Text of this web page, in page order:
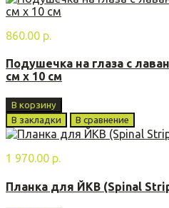
860.00 р.
Подушечка на глаза с
см х 10 см
В корзину
В закладки
В сравнение
1 970.00 р.
Планка для ЙКВ (Spinal